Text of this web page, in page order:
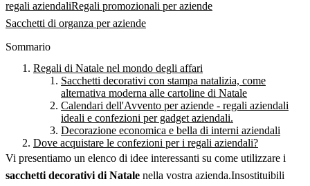
regali aziendaliRegali promozionali per aziende
Sacchetti di organza per aziende
Sommario
Regali di Natale nel mondo degli affari
Sacchetti decorativi con stampa natalizia, come
alternativa moderna alle cartoline di Natale
Calendari dell'Avvento per aziende - regali aziendali
ideali e confezioni per gadget aziendali.
Decorazione economica e bella di interni aziendali
Dove acquistare le confezioni per i regali aziendali?
Vi presentiamo un elenco di idee interessanti su come utilizzare i
sacchetti decorativi di Natale nella vostra azienda.Insostituibili